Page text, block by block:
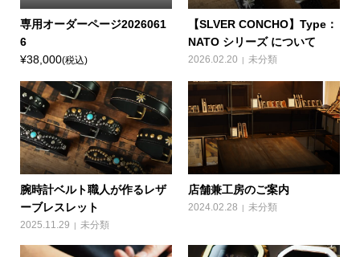
専用オーダーページ2026061
6
¥38,000(税込)
【SLVER CONCHO】Type：
NATO シリーズ について
2026.02.20 未分類
腕時計ベルト職人が作るレザ
ーブレスレット
2025.11.29 未分類
店舗兼工房のご案内
2024.02.28 未分類